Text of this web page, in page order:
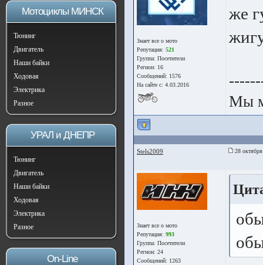
Мотоциклы МИНСК
Тюнинг
Двигатель
Наши байки
Ходовая
Электрика
Разное
УРАЛ и ДНЕПР
Тюнинг
Двигатель
Наши байки
Ходовая
Электрика
Разное
On-Line
Знает все о мото
Репутация: 521
Группа: Посетители
Регион: 16
Сообщений: 1576
На сайте с: 4.03.2016
же
Мы
Stels2009 28
Знает все о мото
Репутация: 993
Группа: Посетители
Регион: 24
Сообщений: 1263